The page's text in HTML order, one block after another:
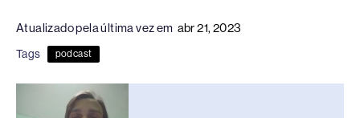
c
e
b
o
e
a
s
e
n
e
sk
at
s
p
p
y
n
Atualizado pela última vez em abr 21, 2023
Tags podcast